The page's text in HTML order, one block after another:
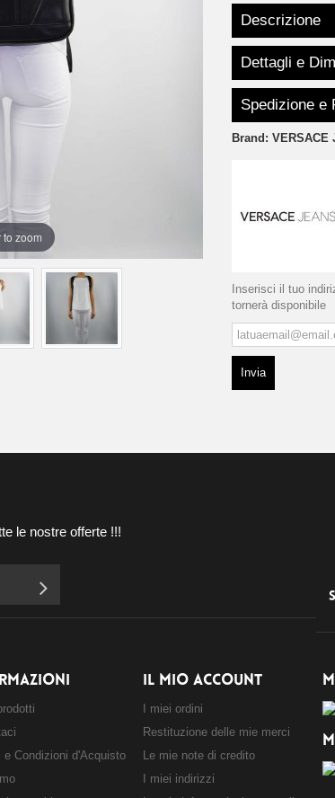
to zoom
Descrizione
Dettagli e
Spedizione e
Brand: VERSACE
Inserisci il tuo
tornerà disponibile
Invia
le nostre offerte !!!
e Condizioni d'Acquisto
IL MIO ACCOUNT
I miei ordini
Restituzione delle mie merci
Le mie note di credito
I miei indirizzi